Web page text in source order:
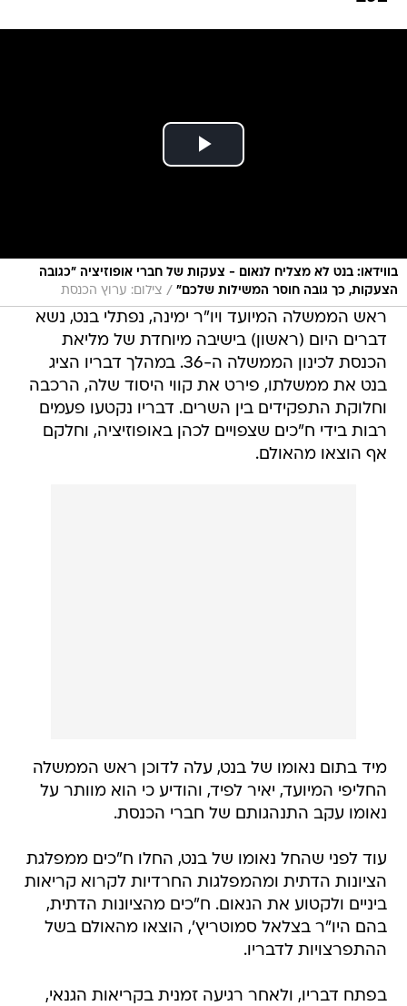
בווידאו: בנט לא מצליח לנאום - צעקות של חברי אופוזיציה "כגובה
הצעקות, כך גובה חוסר המשילות שלכם" / צילום: ערוץ הכנסת
ראש הממשלה המיועד ויו"ר ימינה, נפתלי בנט, נשא
דברים היום (ראשון) בישיבה מיוחדת של מליאת
הכנסת לכינון הממשלה ה-36. במהלך דבריו הציג
בנט את ממשלתו, פירט את קווי היסוד שלה, הרכבה
וחלוקת התפקידים בין השרים. דבריו נקטעו פעמים
רבות בידי ח"כים שצפויים לכהן באופוזיציה, וחלקם
אף הוצאו מהאולם.
מיד בתום נאומו של בנט, עלה לדוכן ראש הממשלה
החליפי המיועד, יאיר לפיד, והודיע כי הוא מוותר על
נאומו עקב התנהגותם של חברי הכנסת.
עוד לפני שהחל נאומו של בנט, החלו ח"כים ממפלגת
הציונות הדתית ומהמפלגות החרדיות לקרוא קריאות
ביניים ולקטוע את הנאום. ח"כים מהציונות הדתית,
בהם היו"ר בצלאל סמוטריץ', הוצאו מהאולם בשל
ההתפרצויות לדבריו.
בפתח דבריו, ולאחר רגיעה זמנית בקריאות הגנאי,